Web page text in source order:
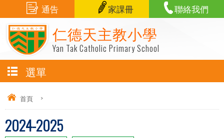
仁德天主教小學
Yan Tak Catholic Primary School
通告 家課冊 聯絡我們
選單
首頁 >
2024-2025